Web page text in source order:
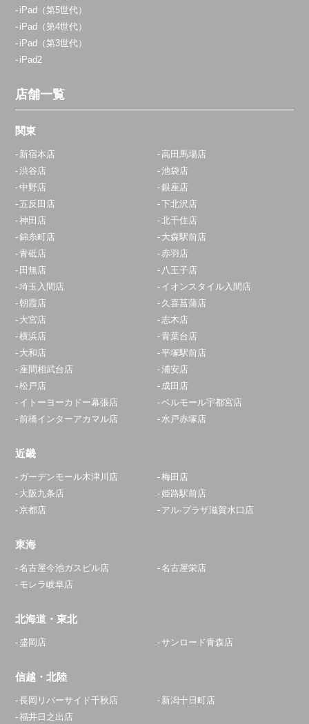
iPad（第5世代）
iPad（第4世代）
iPad（第3世代）
iPad2
店舗一覧
関東
新宿本店
高田馬場店
渋谷店
池袋店
中野店
銀座店
五反田店
下北沢店
神田店
北千住店
錦糸町店
大森駅前店
青砥店
赤羽店
田無店
八王子店
埼玉入間店
イオンスタイル入間店
朝霞店
久喜菖蒲店
大宮店
志木店
横浜店
青葉台店
大和店
平塚駅前店
座間相武台店
浦安店
松戸店
成田店
イトーヨーカドー幕張店
ベルモール宇都宮店
前橋インターアカマル店
水戸赤塚店
近畿
ガーデンモール木津川店
梅田店
大阪九条店
姫路駅前店
京都店
アル·プラザ滋賀水口店
東海
名古屋今池ガスビル店
名古屋栄店
モレラ岐阜店
北海道・東北
盛岡店 サンロード青森店
信越・北陸
長岡リバーサイド千秋店
新潟十日町店
福井日之出店